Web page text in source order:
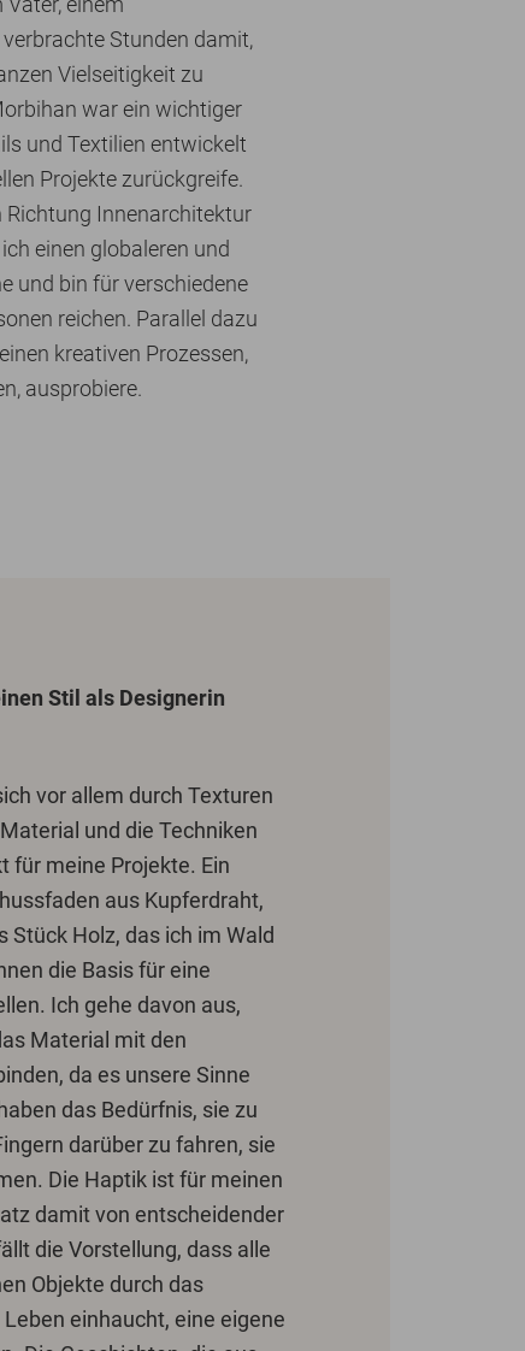
Stunden damit,
Vielseitigkeit zu
war ein wichtiger
und Textilien entwickelt
Projekte zurückgreife.
Richtung Innenarchitektur
einen globaleren und
und bin für verschiedene
reichen. Parallel dazu
kreativen Prozessen,
ausprobiere.
Stil als Designerin
vor allem durch Texturen
und die Techniken
für meine Projekte. Ein
aus Kupferdraht,
Stück Holz, das ich im Wald
die Basis für eine
Ich gehe davon aus,
Material mit den
da es unsere Sinne
das Bedürfnis, sie zu
darüber zu fahren, sie
Die Haptik ist für meinen
damit von entscheidender
die Vorstellung, dass alle
Objekte durch das
einhaucht, eine eigene